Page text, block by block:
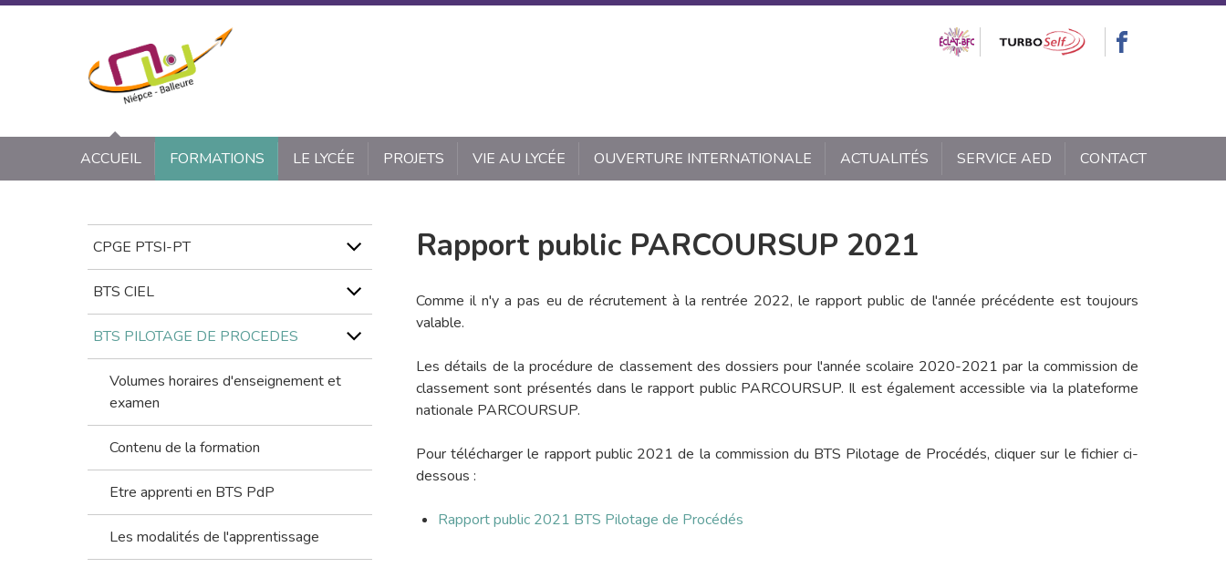
ACCUEIL FORMATIONS LE LYCÉE PROJETS VIE AU LYCÉE OUVERTURE INTERNATIONALE ACTUALITÉS SERVICE AED CONTACT
Rapport public PARCOURSUP 2021
Comme il n'y a pas eu de récrutement à la rentrée 2022, le rapport public de l'année précédente est toujours
valable.
Les détails de la procédure de classement des dossiers pour l'année scolaire 2020-2021 par la commission de
classement sont présentés dans le rapport public PARCOURSUP. Il est également accessible via la plateforme
nationale PARCOURSUP.
Pour télécharger le rapport public 2021 de la commission du BTS Pilotage de Procédés, cliquer sur le fichier ci-
dessous :
Rapport public 2021 BTS Pilotage de Procédés
CPGE PTSI-PT
BTS CIEL
BTS PILOTAGE DE PROCEDES
Volumes horaires d'enseignement et
examen
Contenu de la formation
Etre apprenti en BTS PdP
Les modalités de l'apprentissage
Panneau de gestion des cookies